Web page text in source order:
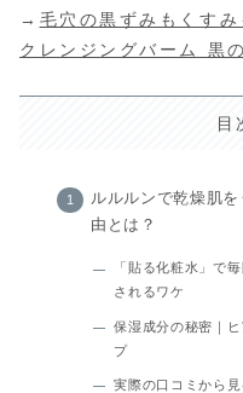
→ 毛穴の黒ずみもくす
クレンジングバーム 黒
目
ルルルンで乾燥肌
由とは？
「貼る化粧水」で
されるワケ
保湿成分の秘密｜
プ
実際の口コミから